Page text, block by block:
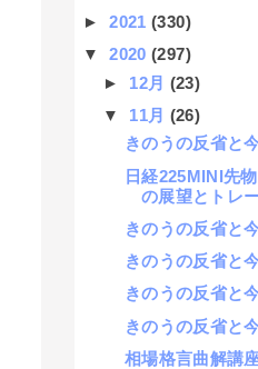
►2021(330)
▼2020(297)
► 12月 (23)
▼ 11月 (26)
きのうの反省と
日経225MINI先
の展望とトレ
きのうの反省と
きのうの反省と
きのうの反省と
きのうの反省と
相場格言曲解講